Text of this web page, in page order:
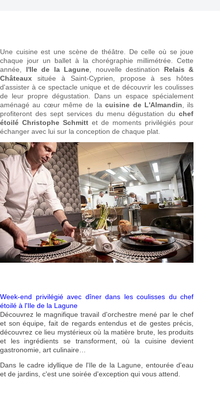
Une cuisine est une scène de théâtre. De celle où se joue
chaque jour un ballet à la chorégraphie millimétrée. Cette
année, l'Ile de la Lagune , nouvelle destination Relais &
Châteaux située à Saint-Cyprien, propose à ses hôtes
d'assister à ce spectacle unique et de découvrir les coulisses
de leur propre dégustation. Dans un espace spécialement
aménagé au cœur même de lacuisine de L'Almandin , ils
profiteront des sept services du menu dégustation duchef
étoilé Christophe Schmitt et de moments privilégiés pour
échanger avec lui sur la conception de chaque plat.
Week-end privilégié avec dîner dans les coulisses du chef
étoilé à l'Ile de la Lagune
Découvrez le magnifique travail d'orchestre mené par le chef
et son équipe,
fait de regards entendus et de gestes précis,
découvrez ce lieu mystérieux où la matière brute, les produits
et les ingrédients se transforment, où la cuisine devient
gastronomie, art culinaire…
Dans le cadre idyllique de l'Ile de la Lagune, entourée d'eau
et de jardins, c'est une soirée d'exception qui vous attend.